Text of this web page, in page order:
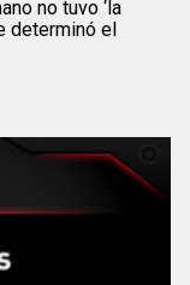
no tuvo ‘la
determinó el